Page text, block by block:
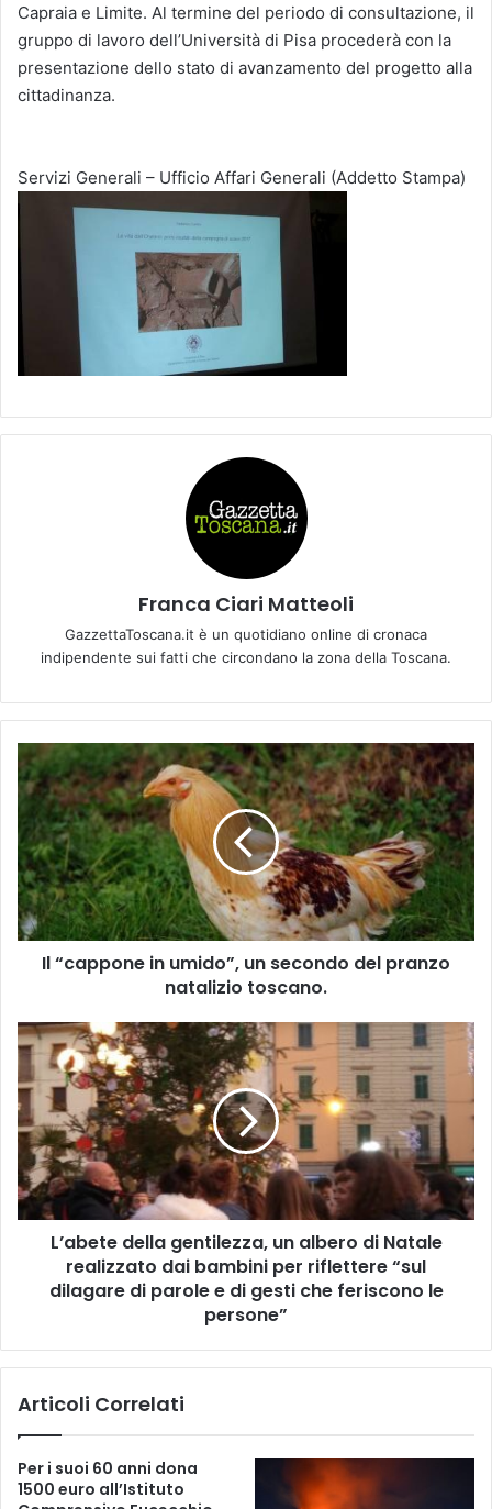
Capraia e Limite. Al termine del periodo di consultazione, il
gruppo di lavoro dell’Università di Pisa procederà con la
presentazione dello stato di avanzamento del progetto alla
cittadinanza.
Servizi Generali – Ufficio Affari Generali (Addetto Stampa)
Franca Ciari Matteoli
GazzettaToscana.it è un quotidiano online di cronaca
indipendente sui fatti che circondano la zona della Toscana.
I
l
a
p
p
o
n
u
m
i
d
o
”
,
u
n
d
d
p
r
Il “cappone in umido”, un secondo del pranzo
natalizio toscano.
L
’
a
b
e
e
d
e
n
i
z
z
L’abete della gentilezza, un albero di Natale
realizzato dai bambini per riflettere “sul
dilagare di parole e di gesti che feriscono le
persone”
Articoli Correlati
Per i suoi 60 anni dona
1500 euro all’Istituto